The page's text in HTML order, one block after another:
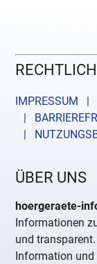
IMPRESSUM |
|
|
ÜBER UNS
hoergeraete-
Informationen
und
Information und